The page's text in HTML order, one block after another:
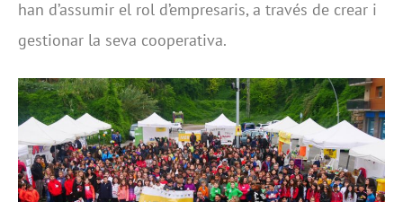
han d’assumir el rol d’empresaris, a través de crear i
gestionar la seva cooperativa.